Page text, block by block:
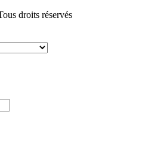
droits réservés